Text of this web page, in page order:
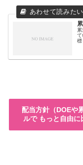
て
標
配当方針（DOEや
ルで もっと自由に